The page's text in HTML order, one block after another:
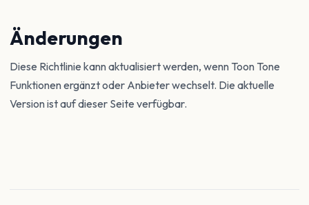
Änderungen
Diese Richtlinie kann aktualisiert werden, wenn Toon Tone
Funktionen ergänzt oder Anbieter wechselt. Die aktuelle
Version ist auf dieser Seite verfügbar.